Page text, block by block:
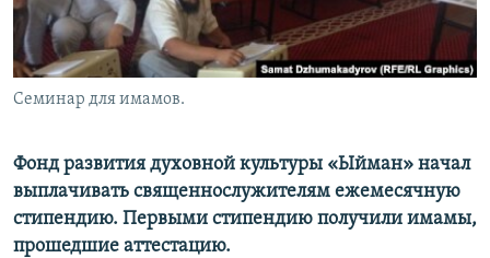
Семинар для имамов.
Фонд развития духовной культуры «Ыйман» начал
выплачивать священнослужителям ежемесячную
стипендию. Первыми стипендию получили имамы,
прошедшие аттестацию.